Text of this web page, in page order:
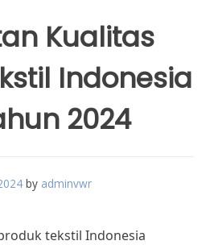
Kualitas
Indonesia
2024
by adminvwr
tekstil Indonesia